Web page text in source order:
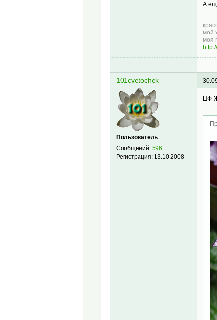
А
мой
моя
101cvetochek
Пользователь
Сообщений:596
Регистрация: 13.10.2008
ЦФ-